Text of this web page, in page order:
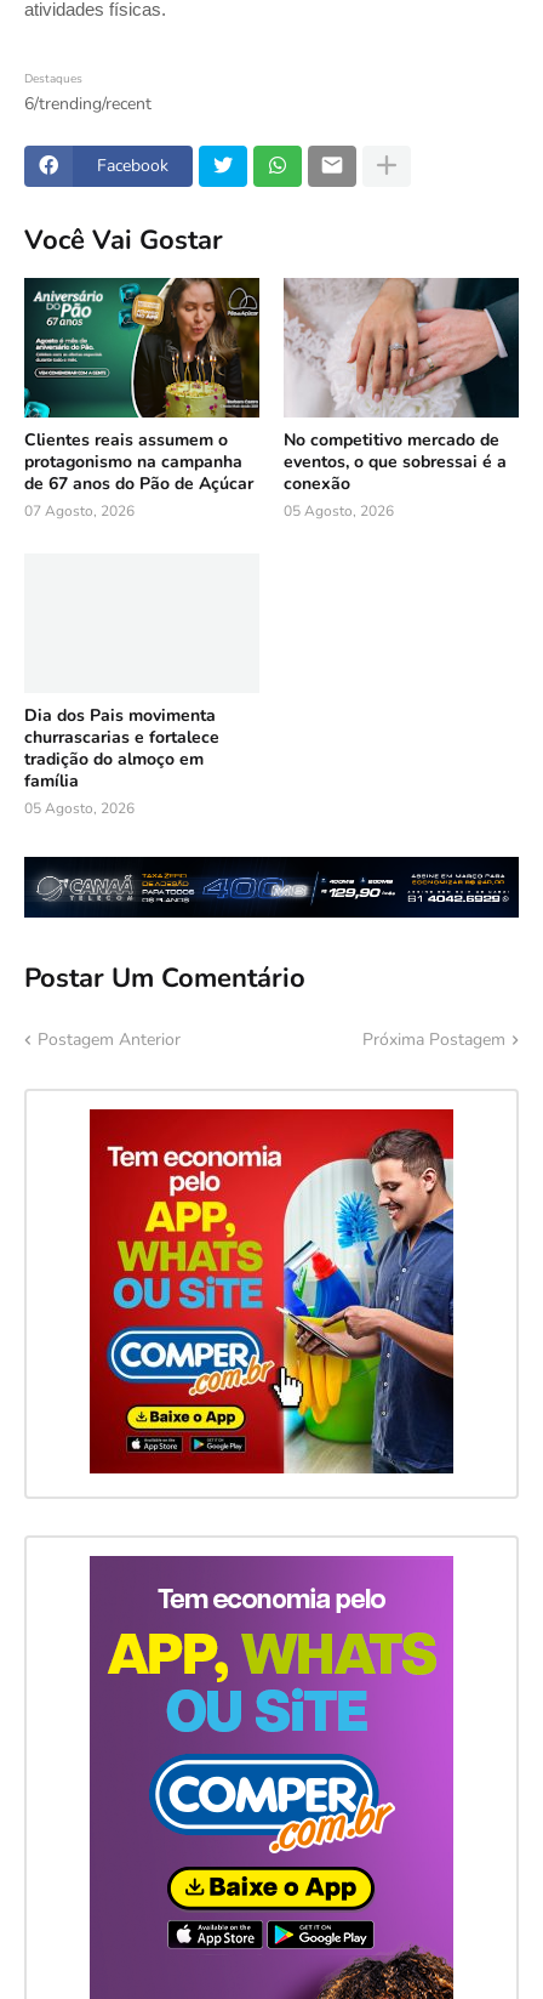
atividades físicas.
Destaques
6/trending/recent
Facebook
Você Vai Gostar
Clientes reais assumem o
protagonismo na campanha
de 67 anos do Pão de Açúcar
07 Agosto, 2026
No competitivo mercado de
eventos, o que sobressai é a
conexão
05 Agosto, 2026
Dia dos Pais movimenta
churrascarias e fortalece
tradição do almoço em
família
05 Agosto, 2026
Postar Um Comentário
Postagem Anterior Próxima Postagem